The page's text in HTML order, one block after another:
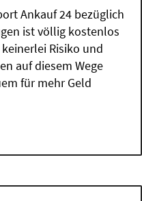
Ankauf 24 bezüglich
ist völlig kostenlos
Risiko und
auf diesem Wege
für mehr Geld